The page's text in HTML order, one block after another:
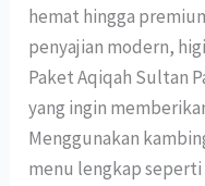
hemat hingga
penyajian modern,
Paket Aqiqah Sultan
yang ingin
Menggunakan
menu lengkap seperti